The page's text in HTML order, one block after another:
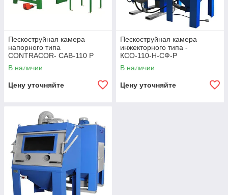
Пескоструйная камера
напорного типа
CONTRACOR- CAB-110 P
В наличии
Цену уточняйте
Пескоструйная камера
инжекторного типа -
КСО-110-Н-СФ-Р
В наличии
Цену уточняйте